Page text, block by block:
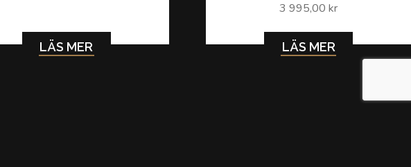
LÄS MER
3 995,00 kr
LÄS MER